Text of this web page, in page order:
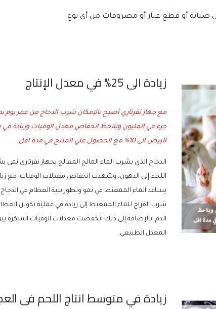
صيانة أو قطع غيار أو مصروفات من أى نوع
زيادة الى 25% في معدل الإنتاج
البيض الى 10% مع الحصول علي المنتج في مدة اقل.
الدجاج الذي يشرب الماء المالح المعالج بجهاز نفرتاري نمى
اللحم إلى الدهون، وشهدت انخفاض معدلات الوفيات. مع
يساعد الماء الممغنط في نمو وتطور بنية العظام في الدجاج
شرب الفراخ للماء الممغنط إلى زيادة في عملية تكوين
المعدل الطبيعي.